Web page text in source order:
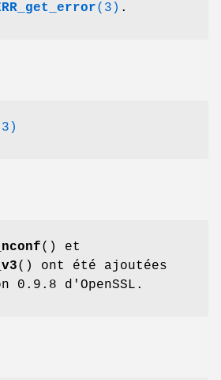
(3) .
() et
() ont été ajoutées
0.9.8 d'OpenSSL.